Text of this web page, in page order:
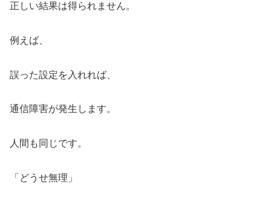
正しい結果は得られません。
例えば、
誤った設定を入れれば、
通信障害が発生します。
人間も同じです。
「どうせ無理」